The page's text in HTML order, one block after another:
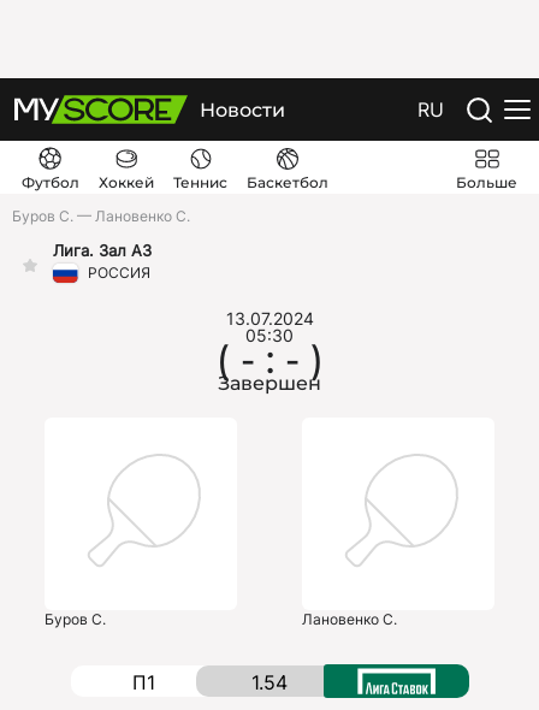
Новости RU
Футбол Хоккей Теннис Баскетбол
Больше
Буров С. — Лановенко С.
РОССИЯ
Лига. Зал А3
Буров С.
13.07.2024
05:30
( - : - )
Завершен
Лановенко С.
П1 1.54